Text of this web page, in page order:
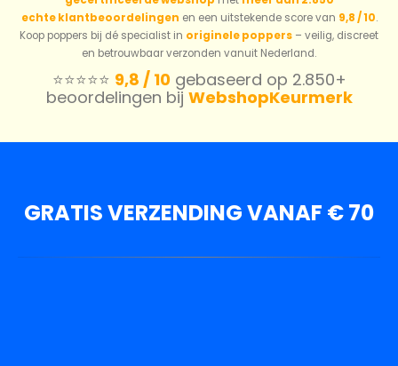
echte klantbeoordelingen en een uitstekende score van 9,8 / 10.
Koop poppers bij dé specialist in originele poppers – veilig, discreet
en betrouwbaar verzonden vanuit Nederland.
⭐️⭐️⭐️⭐️⭐️ 9,8 / 10gebaseerd op 2.850+
beoordelingen bij WebshopKeurmerk
GRATIS VERZENDING VANAF € 70